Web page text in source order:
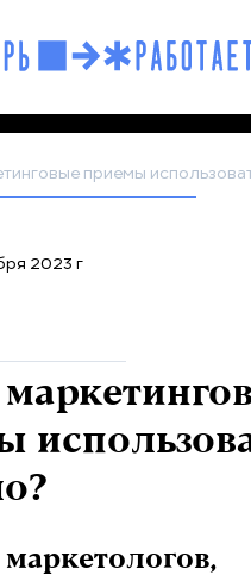
приемы
2023 г
маркетологов,